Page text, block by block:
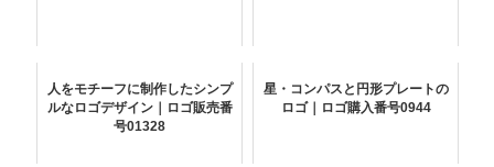
人をモチーフに制作したシンプ
ルなロゴデザイン｜ロゴ販売番
号01328
星・コンパスと円形プレートの
ロゴ｜ロゴ購入番号0944